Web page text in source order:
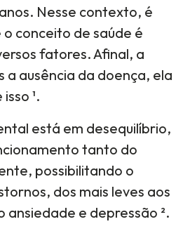
Nesse contexto, é
conceito de saúde é
fatores. Afinal, a
a ausência da doença, ela
¹.
está em desequilíbrio,
tanto do
possibilitando o
dos mais leves aos
ansiedade e depressão ².